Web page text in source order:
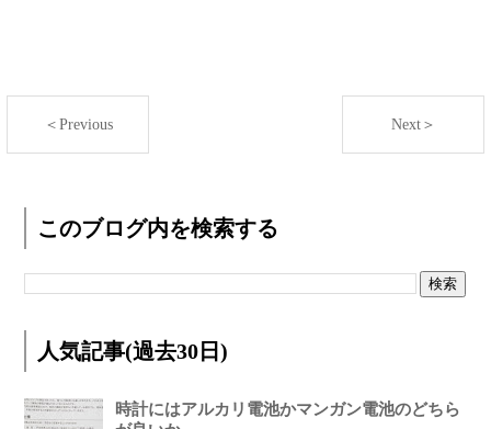
＜Previous Next＞
このブログ内を検索する
人気記事(過去30日)
時計にはアルカリ電池かマンガン電池のどちら